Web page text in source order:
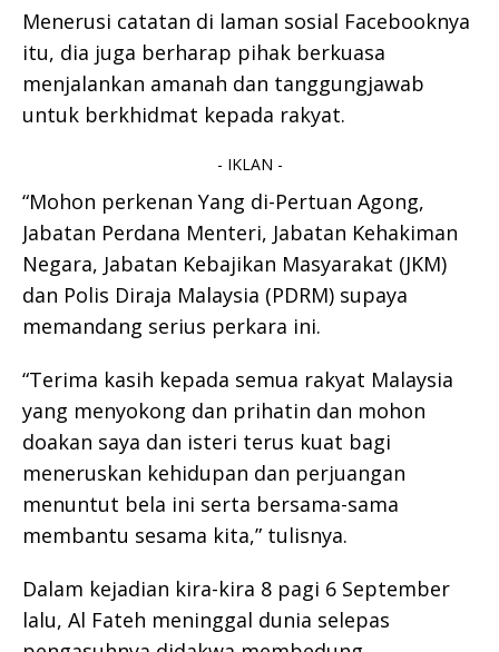
Menerusi catatan di laman sosial Facebooknya
itu, dia juga berharap pihak berkuasa
menjalankan amanah dan tanggungjawab
untuk berkhidmat kepada rakyat.
- IKLAN -
“Mohon perkenan Yang di-Pertuan Agong,
Jabatan Perdana Menteri, Jabatan Kehakiman
Negara, Jabatan Kebajikan Masyarakat (JKM)
dan Polis Diraja Malaysia (PDRM) supaya
memandang serius perkara ini.
“Terima kasih kepada semua rakyat Malaysia
yang menyokong dan prihatin dan mohon
doakan saya dan isteri terus kuat bagi
meneruskan kehidupan dan perjuangan
menuntut bela ini serta bersama-sama
membantu sesama kita,” tulisnya.
Dalam kejadian kira-kira 8 pagi 6 September
lalu, Al Fateh meninggal dunia selepas